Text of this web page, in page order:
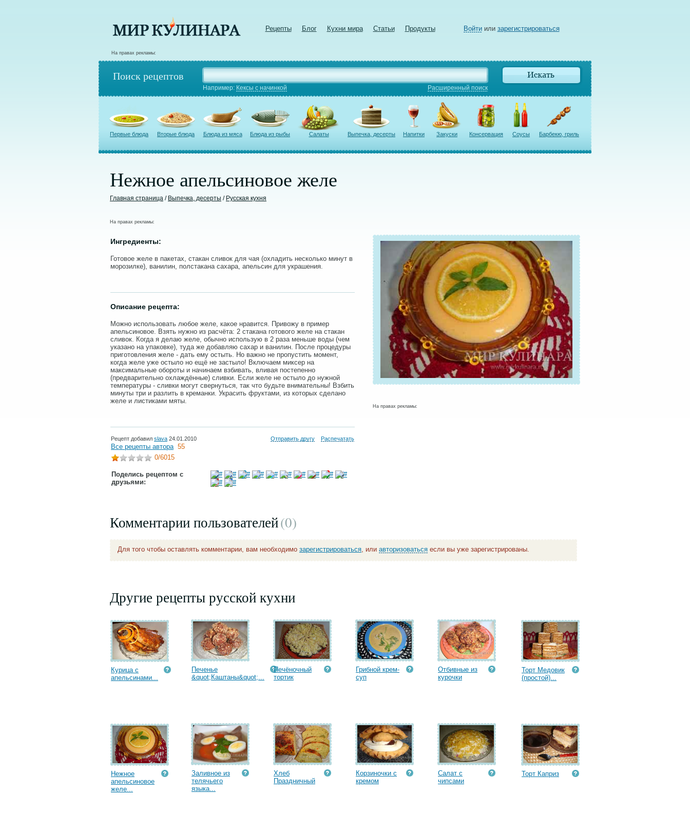
Рецепты Блог Кухни мира Статьи Продукты Войтиили зарегистрироваться
На правах рекламы:
Поиск рецептов
Например: Кексы с начинкой Расширенный поиск
Первые блюда Вторые блюда Блюда из мяса Блюда из рыбы Салаты Выпечка, десерты Напитки Закуски Консервация Соусы Барбекю, гриль
Нежное апельсиновое желе
Главная страница / Выпечка, десерты / Русская кухня
На правах рекламы:
Ингредиенты:
Готовое желе в пакетах, стакан сливок для чая (охладить несколько минут в
морозилке), ванилин, полстакана сахара, апельсин для украшения.
Описание рецепта:
Можно использовать любое желе, какое нравится. Привожу в пример
апельсиновое. Взять нужно из расчёта: 2 стакана готового желе на стакан
сливок. Когда я делаю желе, обычно использую в 2 раза меньше воды (чем
указано на упаковке), туда же добавляю сахар и ванилин. После процедуры
приготовления желе - дать ему остыть. Но важно не пропустить момент,
когда желе уже остыло но ещё не застыло! Включаем миксер на
максимальные обороты и начинаем взбивать, вливая постепенно
(предварительно охлаждённые) сливки. Если желе не остыло до нужной
температуры - сливки могут свернуться, так что будьте внимательны! Взбить
минуты три и разлить в креманки. Украсить фруктами, из которых сделано
желе и листиками мяты.
Рецепт добавил slava 24.01.2010 Отправить другу Распечатать
Все рецепты автора 55
0/6015
Поделись рецептом с
друзьями:
На правах рекламы:
Комментарии пользователей(0)
Для того чтобы оставлять комментарии, вам необходимо зарегистрироваться, или авторизоваться если вы уже зарегистрированы.
Другие рецепты русской кухни
Курица с
апельсинами...
Печенье
&quot;Каштаны&quot;...
Печёночный
тортик
Грибной крем-
суп
Отбивные из
курочки
Торт Медовик
(простой)...
Нежное
апельсиновое
желе...
Заливное из
телячьего
языка...
Хлеб
Праздничный
Корзиночки с
кремом
Салат с
чипсами
Торт Каприз